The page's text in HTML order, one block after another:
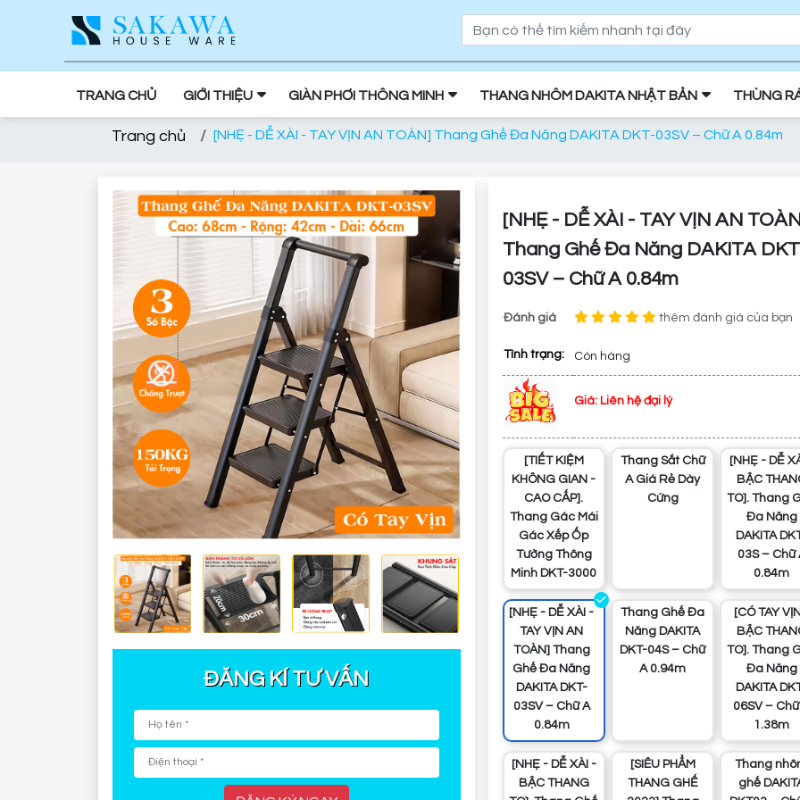
TRANG CHỦ GIỚI THIỆU GIÀN PHƠI THÔNG MINH THANG NHÔM DAKITA NHẬT BẢN THÙNG
Trang chủ [NHẸ - DỄ XÀI - TAY VỊN AN TOÀN] Thang Ghế Đa Năng DAKITA DKT-03SV – Chữ A 0.84m
ĐĂNG KÍ TƯ VẤN
[NHẸ - DỄ XÀI - TAY VỊN AN TOÀN]
Thang Ghế Đa Năng DAKITA
03SV – Chữ A 0.84m
Đánh giá thêm đánh giá của bạn
Tình trạng: Còn hàng
Giá: Liên hệ đại lý
[TIẾT KIỆM
KHÔNG GIAN -
CAO CẤP].
Thang Gác Mái
Gác Xếp Ốp
Tường Thông
Minh DKT-3000
Thang Sắt Chữ
A Giá Rẻ Dày
Cứng
[NHẸ - DỄ XÀI -
BẬC
TO]. Thang
Đa Năng
DAKITA
03S – Chữ
0.84m
[NHẸ - DỄ XÀI -
TAY VỊN AN
TOÀN] Thang
Ghế Đa Năng
DAKITA DKT-
03SV – Chữ A
0.84m
Thang Ghế Đa
Năng DAKITA
DKT-04S – Chữ
A 0.94m
[CÓ TAY VỊN -
BẬC
TO]. Thang
Đa Năng
DAKITA
06SV –
1.38m
[NHẸ - DỄ XÀI -
BẬC THANG
[SIÊU PHẨM
THANG GHẾ
Thang nhôm
ghế